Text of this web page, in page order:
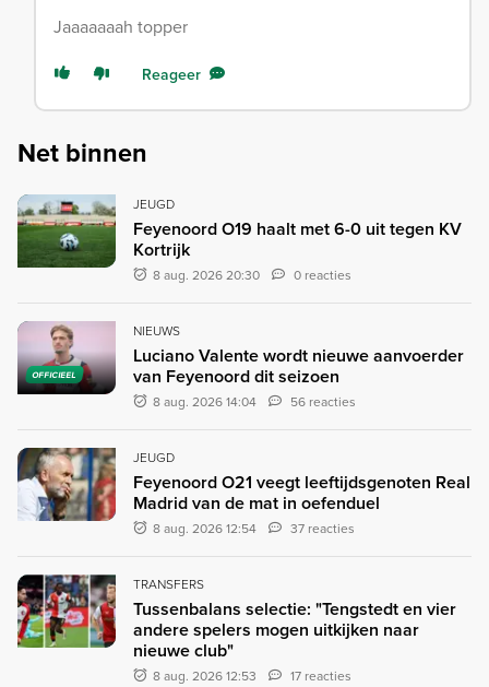
Jaaaaaaah topper
Reageer
Net binnen
JEUGD
Feyenoord O19 haalt met 6-0 uit tegen KV
Kortrijk
8 aug. 2026 20:30 0 reacties
OFFICIEEL
NIEUWS
Luciano Valente wordt nieuwe aanvoerder
van Feyenoord dit seizoen
8 aug. 2026 14:04 56 reacties
JEUGD
Feyenoord O21 veegt leeftijdsgenoten Real
Madrid van de mat in oefenduel
8 aug. 2026 12:54 37 reacties
TRANSFERS
Tussenbalans selectie: "Tengstedt en vier
andere spelers mogen uitkijken naar
nieuwe club"
8 aug. 2026 12:53 17 reacties